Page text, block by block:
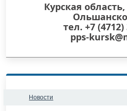
Курская
тел. +7 (4712)
pps-
Новости